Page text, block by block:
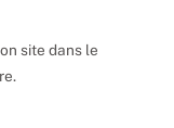
site dans le